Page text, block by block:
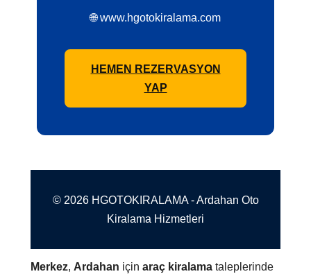
🌐 www.hgotokiralama.com
HEMEN REZERVASYON
YAP
© 2026 HGOTOKIRALAMA - Ardahan Oto
Kiralama Hizmetleri
Merkez, Ardahan içinaraç kiralama taleplerinde